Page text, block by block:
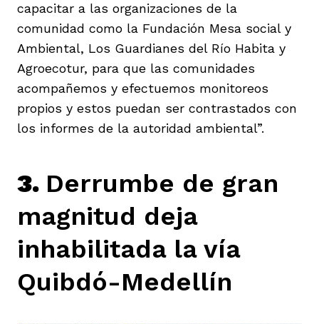
capacitar a las organizaciones de la
comunidad como la Fundación Mesa social y
Ambiental, Los Guardianes del Río Habita y
Agroecotur, para que las comunidades
acompañemos y efectuemos monitoreos
propios y estos puedan ser contrastados con
los informes de la autoridad ambiental”.
3. Derrumbe de gran
magnitud deja
inhabilitada la vía
Quibdó-Medellín